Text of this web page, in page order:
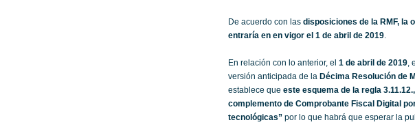
De acuerdo con las disposiciones de la RMF, la
entraría en en vigor el 1 de abril de 2019.
En relación con lo anterior, el 1 de abril de 2019,
versión anticipada de la Décima Resolución de
establece que este esquema de la regla
complemento de Comprobante Fiscal Digital
tecnológicas” por lo que habrá que esperar la